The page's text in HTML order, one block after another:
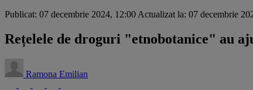
Publicat: 07 decembrie 2024, 12:00 Actualizat la: 07 decembrie
Rețelele de droguri "etnobotanice" au
Ramona Emilian